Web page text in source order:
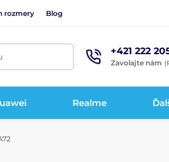
rozmery Blog
+421 222
Zavolajte nám
Realme